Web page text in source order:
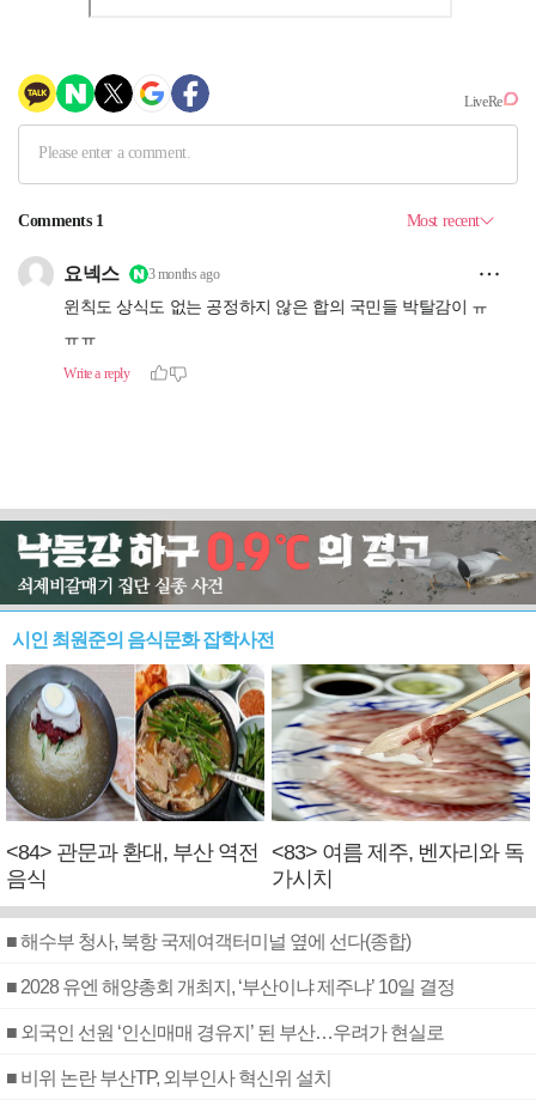
시인 최원준의 음식문화 잡학사전
<84> 관문과 환대, 부산 역전
음식
<83> 여름 제주, 벤자리와 독
가시치
■ 해수부 청사, 북항 국제여객터미널 옆에 선다(종합)
■ 2028 유엔 해양총회 개최지, ‘부산이냐 제주냐’ 10일 결정
■ 외국인 선원 ‘인신매매 경유지’ 된 부산…우려가 현실로
■ 비위 논란 부산TP, 외부인사 혁신위 설치